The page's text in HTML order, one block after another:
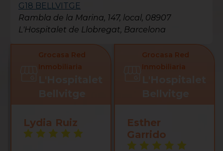
G18 BELLVITGE
Rambla de la Marina, 147, local, 08907
L'Hospitalet de Llobregat, Barcelona
Grocasa Red
Inmobiliaria
Lydia Ruiz
Grocasa Red
Inmobiliaria
Esther
Garrido